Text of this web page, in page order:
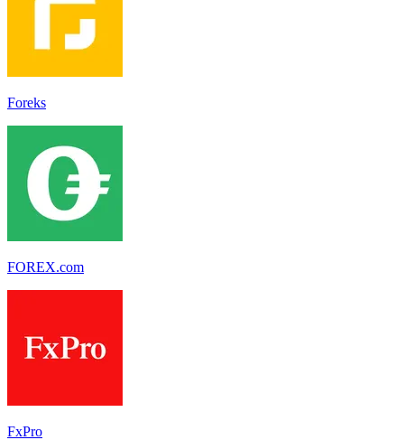
Foreks
FOREX.com
FxPro